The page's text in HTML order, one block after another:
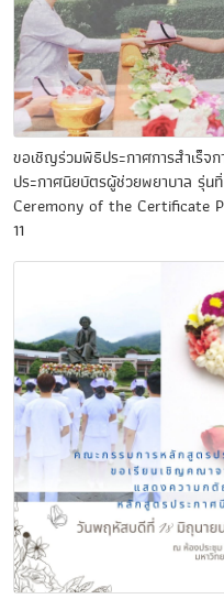
ขอเชิญร่วมพิธีประกาศการสำเร็
ประกาศนียบัตรผู้ช่วยพยาบาล รุ่
Ceremony of the Certificate
11